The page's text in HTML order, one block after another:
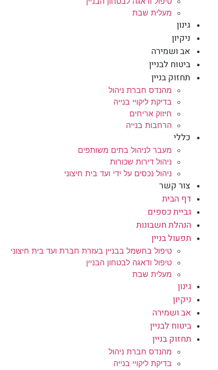
מעלית שבת
גינון
ניקיון
אב ושמירה
ביטוח לבניין
תחזוק בניין
מהנדס חברת ניהול
בדיקת ליקויי בנייה
חיזוק אריחים
הרחבות בנייה
כללי
מעבר לניהול בתים משותפים
ניהול דירות שכורות
ניהול נכסים על ידי ועד בית חיצוני
צור קשר
דף הבית
גביית כספים
הנהלת חשבונות
תפעול בניין
טיפול בחשמל בבניין בעזרת חברת ועד בית חיצוני
טיפול ודאגה לבטחון הבניין
מעלית שבת
גינון
ניקיון
אב ושמירה
ביטוח לבניין
תחזוק בניין
מהנדס חברת ניהול
בדיקת ליקויי בנייה